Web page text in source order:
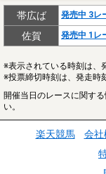
帯広ば 発売中 3レ
佐賀 発売中 1レ
※表示されている時刻は、
※投票締切時刻は、発走時
開催当日のレースに関す
い。
楽天競馬 会社